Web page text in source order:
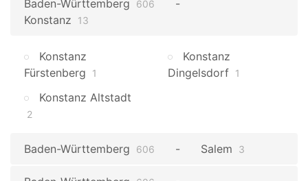
Baden-Württemberg 606
Konstanz 13
Konstanz
Fürstenberg
1
Konstanz
Dingelsdorf 1
Konstanz Altstadt
2
Baden-Württemberg 606 Salem 3